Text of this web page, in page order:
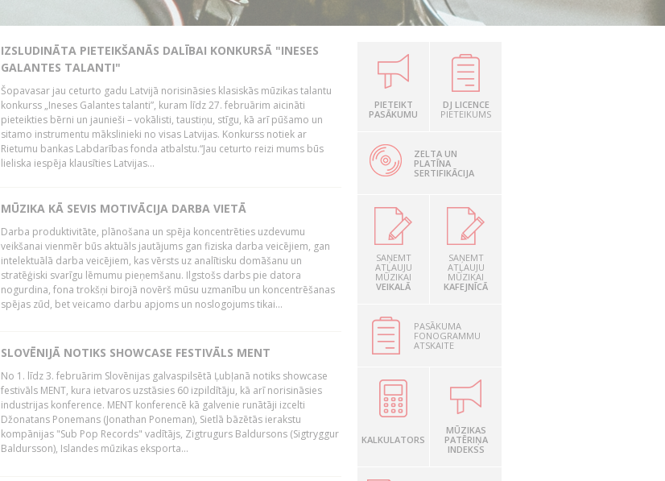
IZSLUDINĀTA PIETEIKŠANĀS DALĪBAI KONKURSĀ "INESES
GALANTES TALANTI"
Šopavasar jau ceturto gadu Latvijā norisināsies klasiskās mūzikas talantu
konkurss „Ineses Galantes talanti”, kuram līdz 27. februārim aicināti
pieteikties bērni un jaunieši – vokālisti, taustiņu, stīgu, kā arī pūšamo un
sitamo instrumentu mākslinieki no visas Latvijas. Konkurss notiek ar
Rietumu bankas Labdarības fonda atbalstu.“Jau ceturto reizi mums būs
lieliska iespēja klausīties Latvijas...
MŪZIKA KĀ SEVIS MOTIVĀCIJA DARBA VIETĀ
Darba produktivitāte, plānošana un spēja koncentrēties uzdevumu
veikšanai vienmēr būs aktuāls jautājums gan fiziska darba veicējiem, gan
intelektuālā darba veicējiem, kas vērsts uz analītisku domāšanu un
stratēģiski svarīgu lēmumu pieņemšanu. Ilgstošs darbs pie datora
nogurdina, fona trokšņi birojā novērš mūsu uzmanību un koncentrēšanas
spējas zūd, bet veicamo darbu apjoms un noslogojums tikai...
SLOVĒNIJĀ NOTIKS SHOWCASE FESTIVĀLS MENT
No 1. līdz 3. februārim Slovēnijas galvaspilsētā Ļubļanā notiks showcase
festivāls MENT, kura ietvaros uzstāsies 60 izpildītāju, kā arī norisināsies
industrijas konference. MENT konferencē kā galvenie runātāji izcelti
Džonatans Ponemans (Jonathan Poneman), Sietlā bāzētās ierakstu
kompānijas "Sub Pop Records" vadītājs, Zigtrugurs Baldursons (Sigtryggur
Baldursson), Islandes mūzikas eksporta...
PIETEIKT
PASĀKUMU
DJ LICENCE
PIETEIKUMS
ZELTA UN
PLATĪNA
SERTIFIKĀCIJA
SAŅEMT
ATĻAUJU
MŪZIKAI
VEIKALĀ
SAŅEMT
ATĻAUJU
MŪZIKAI
KAFEJNĪCĀ
PASĀKUMA
FONOGRAMMU
ATSKAITE
KALKULATORS
MŪZIKAS
PATĒRIŅA
INDEKSS